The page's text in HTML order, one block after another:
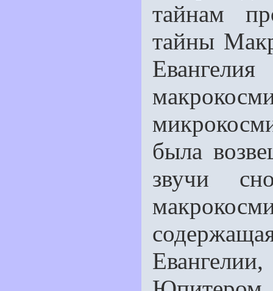
тайнам
тайны
была
звучи